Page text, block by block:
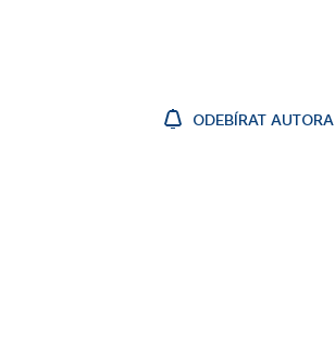
ODEBÍRAT AUTORA